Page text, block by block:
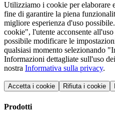
Utilizziamo i cookie per elaborare
fine di garantire la piena
migliore esperienza d'uso
cookie", l'utente acconsente
possibile modificare le
qualsiasi momento selezionando
Informazioni dettagliate sull'uso
nostra Informativa sulla privacy.
Accetta i cookie Rifiuta i cookie
Prodotti